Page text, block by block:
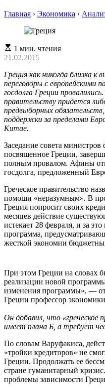
Главная › Экономика ›
Расчетное
время
1 мин. чтения
21.02.2015
Греция как никогда близка к
переговоры с европейскими
госдолга Греции
правительству придется
предвыборных
поддержки за пределами
Китае.
Заседание совета
посвященное Греции,
полным провалом. Афины
госдолга, предложенный
Греческое правительство
помощи «неразумным». В
Греция попросит своих
месяцев действие
истекает 28 февраля, и за
программа,
жесткой экономии
При этом Греции на словах
реализации новой
изменения программы», —
Греции профессор
Он добавил, что «греческое
имеет плана Б, а требует
По словам Варуфакиса,
«тройки кредиторов» не
Греции. Продолжать ее
стране гуманитарный
проблемы зависимости